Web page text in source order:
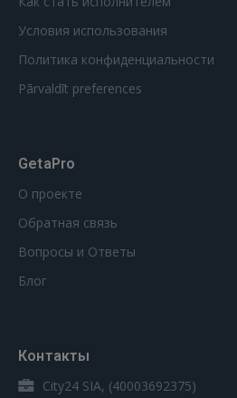
Условия использования
Политика конфиденциальности
Pārvaldīt preferences
GetaPro
О проекте
Обратная связь
Вопросы и Ответы
Блог
Контакты
City24 SIA, (40003692375)